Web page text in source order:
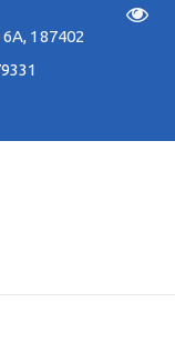
6А, 187402